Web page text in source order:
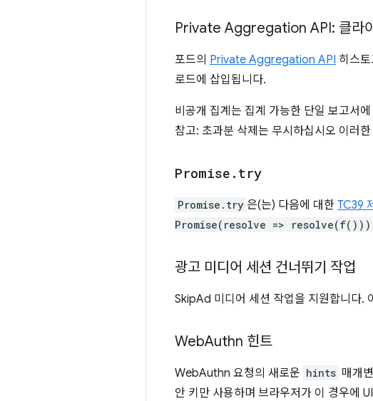
Private Aggregation API: 클라
포드의 Private Aggregation API 히스
로드에 삽입됩니다.
비공개 집계는 집계 가능한 단일 보고서
참고: 초과분 삭제는 무시하십시오 이러
Promise . try
Promise.try 은(는) 다음에 대한 TC39
Promise(resolve => resolve(f()))
광고 미디어 세션 건너뛰기 작업
SkipAd 미디어 세션 작업을 지원합니다.
WebAuthn 힌트
WebAuthn 요청의 새로운 hints 매개
안 키만 사용하며 브라우저가 이 경우에